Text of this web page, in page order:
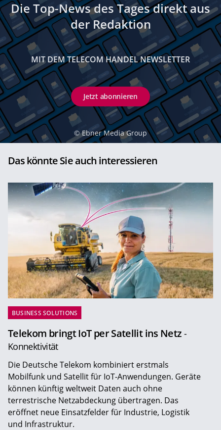
Die Top-News des Tages direkt aus
der Redaktion
MIT DEM TELECOM HANDEL NEWSLETTER
Jetzt abonnieren
© Ebner Media Group
Das könnte Sie auch interessieren
BUSINESS SOLUTIONS
Telekom bringt IoT per Satellit ins Netz -
Konnektivität
Die Deutsche Telekom kombiniert erstmals
Mobilfunk und Satellit für IoT-Anwendungen. Geräte
können künftig weltweit Daten auch ohne
terrestrische Netzabdeckung übertragen. Das
eröffnet neue Einsatzfelder für Industrie, Logistik
und Infrastruktur.